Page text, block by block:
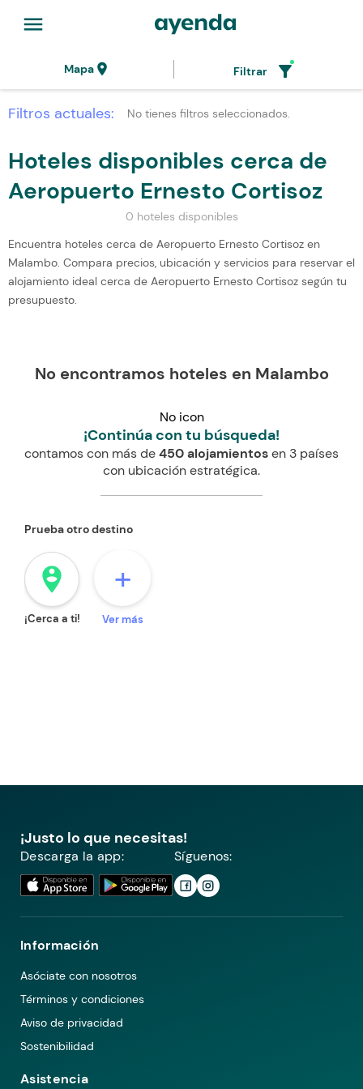
menu
Mapalocation_on Filtrar filter_alt
Filtros actuales: No tienes filtros seleccionados.
Hoteles disponibles cerca de
Aeropuerto Ernesto Cortisoz
0 hoteles disponibles
Encuentra hoteles cerca de Aeropuerto Ernesto Cortisoz en
Malambo. Compara precios, ubicación y servicios para reservar el
alojamiento ideal cerca de Aeropuerto Ernesto Cortisoz según tu
presupuesto.
No encontramos hoteles en Malambo
No icon
¡Continúa con tu búsqueda!
contamos con más de450 alojamientosen 3 países
con ubicación estratégica.
Prueba otro destino
person_pin_circle
¡Cerca a ti!
+
Ver más
¡Justo lo que necesitas!
Descarga la app: Síguenos:
Información
Asóciate con nosotros
Términos y condiciones
Aviso de privacidad
Sostenibilidad
Asistencia